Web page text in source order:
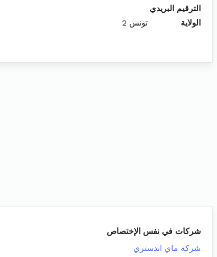
الترقيم البريدي
الولاية
تونس 2
شركات في نفس الإختصاص
شركة ماي اندستري